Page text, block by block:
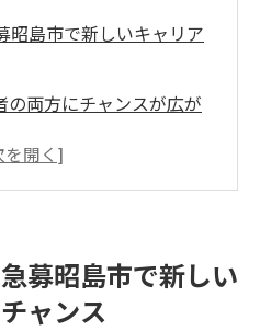
昭島市で新しいキャリア
の両方にチャンスが広が
ての新しい働き方を始め
心してスタートできる条
募昭島市で新しい
ャンス